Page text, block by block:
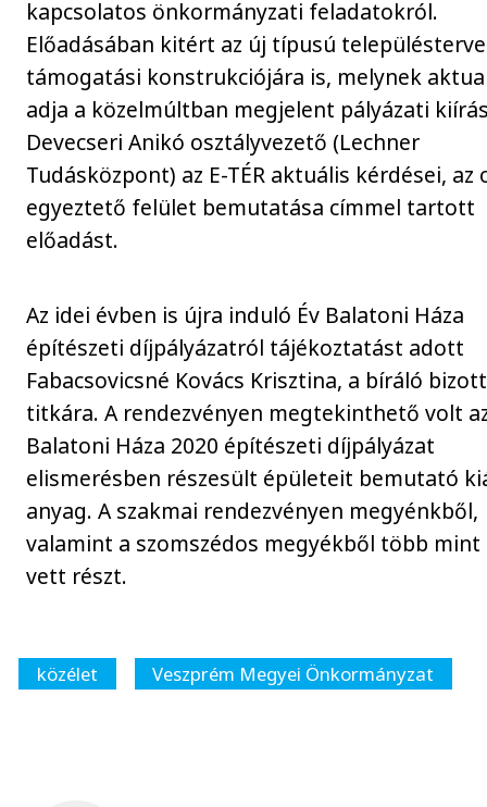
kapcsolatos önkormányzati feladatokról.
Előadásában kitért az új típusú
támogatási konstrukciójára is, melynek
adja a közelmúltban megjelent pályázati
Devecseri Anikó osztályvezető (Lechner
Tudásközpont) az E-TÉR aktuális kérdései, az
egyeztető felület bemutatása címmel tartott
előadást.
Az idei évben is újra induló Év Balatoni Háza
építészeti díjpályázatról tájékoztatást adott
Fabacsovicsné Kovács Krisztina, a bíráló
titkára. A rendezvényen megtekinthető volt
Balatoni Háza 2020 építészeti díjpályázat
elismerésben részesült épületeit bemutató
anyag. A szakmai rendezvényen megyénkből,
valamint a szomszédos megyékből több mint
vett részt.
közélet Veszprém Megyei Önkormányzat